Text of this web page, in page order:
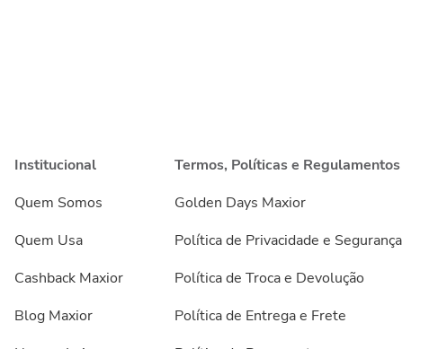
Institucional
Quem Somos
Quem Usa
Cashback Maxior
Blog Maxior
Termos, Políticas e Regulamentos
Golden Days Maxior
Política de Privacidade e Segurança
Política de Troca e Devolução
Política de Entrega e Frete